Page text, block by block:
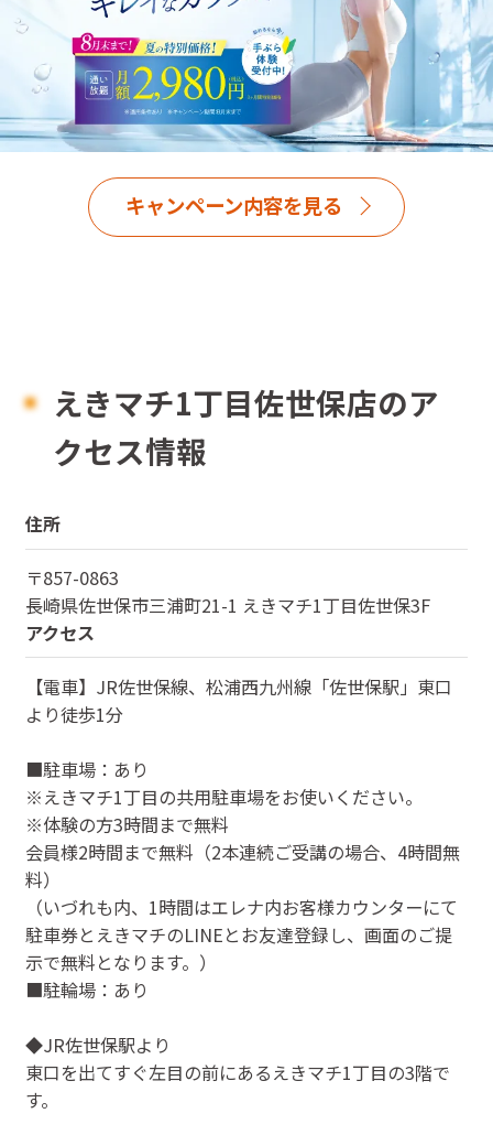
キャンペーン内容を見る
えきマチ1丁目佐世保店のア
クセス情報
住所
〒857-0863
長崎県佐世保市三浦町21-1 えきマチ1丁目佐世保3F
アクセス
【電車】JR佐世保線、松浦西九州線「佐世保駅」東口
より徒歩1分
■駐車場：あり
※えきマチ1丁目の共用駐車場をお使いください。
※体験の方3時間まで無料
会員様2時間まで無料（2本連続ご受講の場合、4時間無
料）
（いづれも内、1時間はエレナ内お客様カウンターにて
駐車券とえきマチのLINEとお友達登録し、画面のご提
示で無料となります。）
■駐輪場：あり
◆JR佐世保駅より
東口を出てすぐ左目の前にあるえきマチ1丁目の3階で
す。